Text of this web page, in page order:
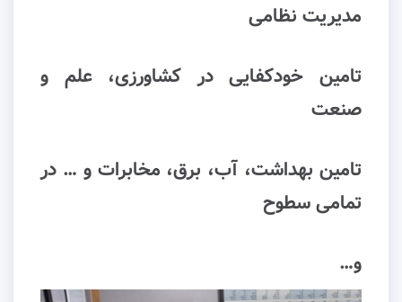
مدیریت نظامی
تامین خودکفایی در کشاورزی، علم و
صنعت
تامین بهداشت، آب، برق، مخابرات و … در
تمامی سطوح
و…